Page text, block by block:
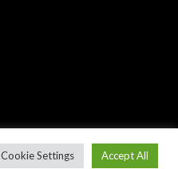
Cookie Settings Accept All